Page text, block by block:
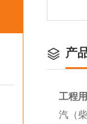
产
工程
汽（